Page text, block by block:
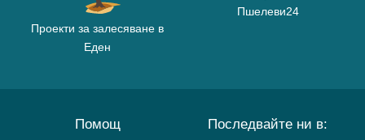
Проекти за залесяване в
Еден
Пшелеви24
Помощ Последвайте ни в: